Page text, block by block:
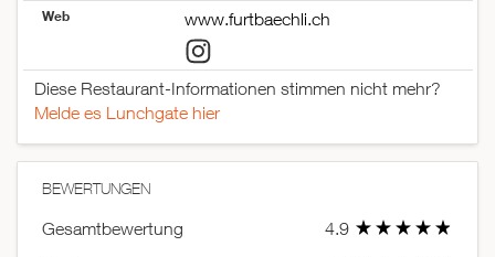
Web www.furtbaechli.ch
Diese Restaurant-Informationen stimmen nicht mehr?
Melde es Lunchgate hier
BEWERTUNGEN
Gesamtbewertung
4.9